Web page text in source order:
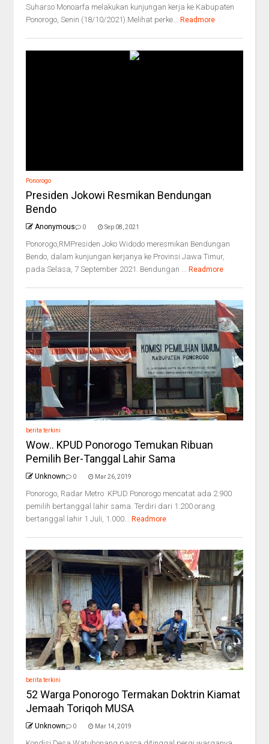
Suharso Monoarfa melakukan kunjungan kerja ke Kabupaten
Ponorogo, Senin (18/10/2021).Melihat perke... Readmore
Ponorogo
Presiden Jokowi Resmikan Bendungan
Bendo
Anonymous 0 Sep 08, 2021
Ponorogo,RMPresiden Joko Widodo meresmikan Bendungan
Bendo, dalam kunjungan kerjanya ke Provinsi Jawa Timur,
pada Selasa, 7 September 2021. Bendungan ... Readmore
berita terkini
Wow.. KPUD Ponorogo Temukan Ribuan
Pemilih Ber-Tanggal Lahir Sama
Unknown 0 Mar 26, 2019
Ponorogo, Radar Metro KPUD Ponorogo mencatat ada 2.900
pemilih bertanggal lahir sama. Terdiri dari 1.200 orang
bertanggal lahir 1 Juli, 1.000... Readmore
berita terkini
52 Warga Ponorogo Termakan Doktrin Kiamat
Jemaah Toriqoh MUSA
Unknown 0 Mar 14, 2019